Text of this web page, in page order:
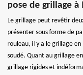
pose de grillage à
Le grillage peut revêtir
présenter sous forme de
rouleau, il y a le grillage
soudé. Quant au grillage
grillage rigides et